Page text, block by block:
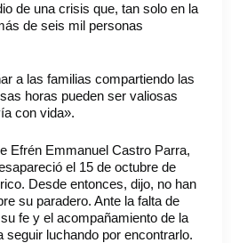
de una crisis que, tan solo en la
de seis mil personas
a las familias compartiendo las
horas pueden ser valiosas
con vida».
Efrén Emmanuel Castro Parra,
el 15 de octubre de
Desde entonces, dijo, no han
su paradero. Ante la falta de
fe y el acompañamiento de la
seguir luchando por encontrarlo.